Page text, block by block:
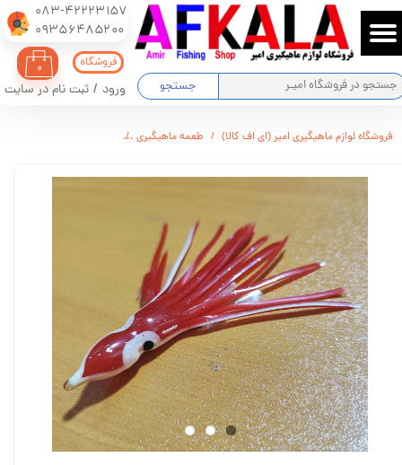
083-42223157
​​​​​​​09356485200
جستجو
۰
ورود / ثبت نام در سایت
حساب کاربری من
تغییر گذر واژه
فروشگاه
فروشگاه لوازم ماهیگیری امیر (ای اف کالا) طعمه ماهیگیری